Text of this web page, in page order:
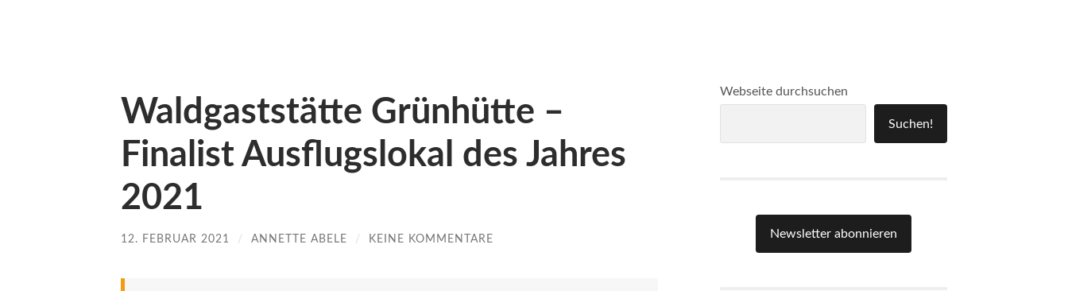
Waldgaststätte Grünhütte –
Finalist Ausflugslokal des Jahres
2021
12. FEBRUAR 2021 / ANNETTE ABELE / KEINE KOMMENTARE
Webseite durchsuchen
Suchen!
Newsletter abonnieren